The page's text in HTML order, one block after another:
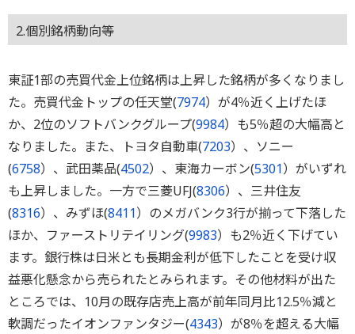
2.個別銘柄動向等
東証1部の売買代金上位銘柄は上昇した銘柄が多くなりまし
た。売買代金トップの任天堂(7974）が4％近く上げたほ
か、2位のソフトバンクグループ(9984）も5％超の大幅高と
なりました。また、トヨタ自動車(7203）、ソニー
(6758）、武田薬品(4502）、東海カーボン(5301）がいずれ
も上昇しました。一方で三菱UFJ(8306）、三井住友
(8316）、みずほ(8411）のメガバンク3行が揃って下落した
ほか、ファーストリテイリング(9983）も2％近く下げてい
ます。銀行株は日米とも長期金利が低下したことを受け収
益悪化懸念から売られたとみられます。その他材料が出た
ところでは、10月の既存店売上高が前年同月比12.5％減と
軟調だったイオンファンタジー(4343）が8％を超える大幅